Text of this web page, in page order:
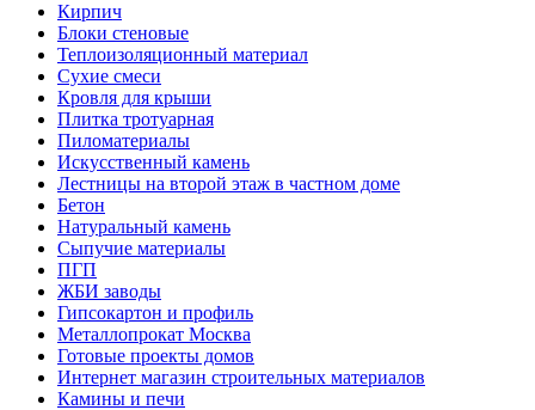
Кирпич
Блоки стеновые
Теплоизоляционный материал
Сухие смеси
Кровля для крыши
Плитка тротуарная
Пиломатериалы
Искусственный камень
Лестницы на второй этаж в частном доме
Бетон
Натуральный камень
Сыпучие материалы
ПГП
ЖБИ заводы
Гипсокартон и профиль
Металлопрокат Москва
Готовые проекты домов
Интернет магазин строительных материалов
Камины и печи